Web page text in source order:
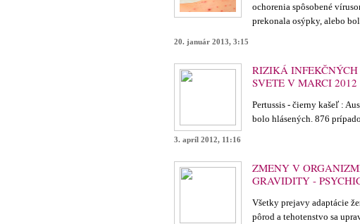
ochorenia spôsobené
prekonala osýpky, alebo
20. január 2013, 3:15
RIZIKÁ
SVETE V MARCI 2012
Pertussis - čierny kašeľ :
bolo hlásených. 876
3. apríl 2012, 11:16
ZMENY V
GRAVIDITY -
Všetky prejavy adaptácie
pôrod a tehotenstvo sa